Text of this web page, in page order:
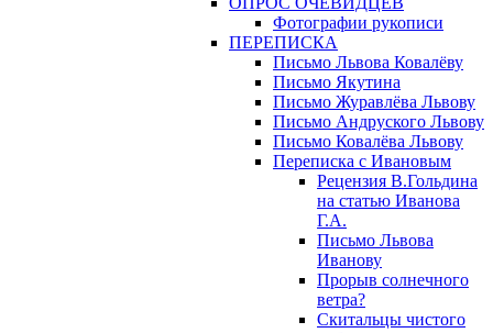
Фотографии рукописи
ПЕРЕПИСКА
Письмо Львова Ковалёву
Письмо Якутина
Письмо Журавлёва Львову
Письмо Андруского Львову
Письмо Ковалёва Львову
Переписка с Ивановым
Рецензия В.Гольдина
на статью Иванова
Г.А.
Письмо Львова
Иванову
Прорыв солнечного
ветра?
Скитальцы чистого